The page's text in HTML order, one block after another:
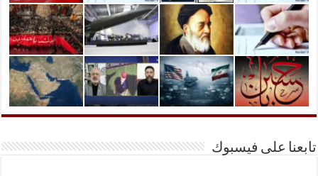
تابعنا على فيسبوك